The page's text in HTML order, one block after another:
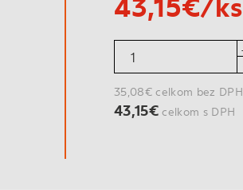
35,08€ celkom bez DPH
43,15€celkom s DPH